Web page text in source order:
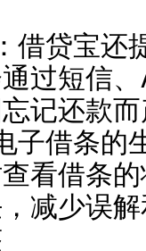
贷宝还
过短信
记还款
借条的
看借条
减少误